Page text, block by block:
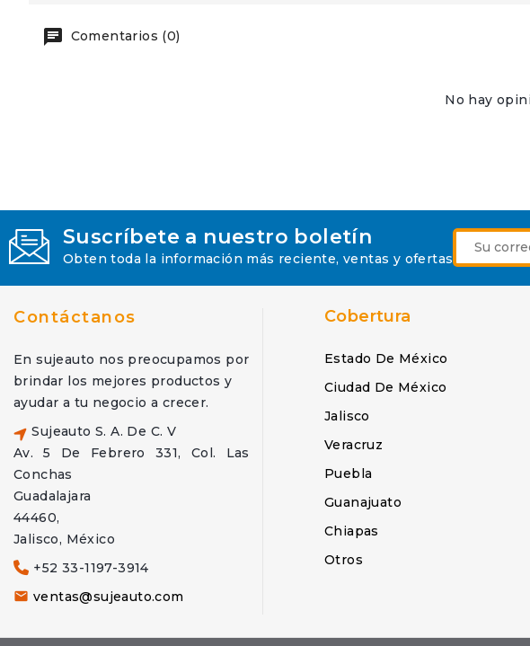
Comentarios (0)
No hay
Suscríbete a nuestro boletín
Obten toda la información más reciente, ventas y ofertas
Contáctanos
En sujeauto nos preocupamos por
brindar los mejores productos y
ayudar a tu negocio a crecer.
Sujeauto S. A. De C. V
Av. 5 De Febrero 331, Col. Las
Conchas
Guadalajara
44460,
Jalisco, México
+52 33-1197-3914
 ventas@sujeauto.com
Cobertura
Estado De México
Ciudad De México
Jalisco
Veracruz
Puebla
Guanajuato
Chiapas
Otros